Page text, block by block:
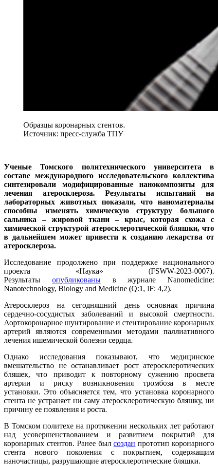
Образцы коронарных стентов.
Источник: пресс-служба ТПУ
Ученые Томского политехнического университета в
составе международного исследовательского коллектива
синтезировали модифицированные нанокомпозиты для
лечения атеросклероза. Результаты испытаний на
лабораторных животных показали, что наноматериалы
способны изменять химическую структуру большого
сальника – жировой ткани – крыс, которая схожа с
химической структурой атеросклеротической бляшки, что
в дальнейшем может привести к созданию лекарства от
атеросклероза.
Исследование продолжено при поддержке национального
проекта «Наука» (FSWW-2023-0007).
Результаты опубликованыв журнале Nanomedicine:
Nanotechnology, Biology and Medicine (Q:1, IF: 4,2).
Атеросклероз на сегодняшний день основная причина
сердечно-сосудистых заболеваний и высокой смертности.
Аортокоронарное шунтирование и стентирование коронарных
артерий являются современными методами паллиативного
лечения ишемической болезни сердца.
Однако исследования показывают, что медицинское
вмешательство не останавливает рост атеросклеротических
бляшек, что приводит к повторному сужению просвета
артерии и риску возникновения тромбоза в месте
установки. Это объясняется тем, что установка коронарного
стента не устраняет ни саму атеросклеротическую бляшку, ни
причину ее появления и роста.
В Томском политехе на протяжении нескольких лет работают
над усовершенствованием и развитием покрытий для
коронарных стентов. Ранее былсоздан прототип коронарного
стента нового поколения с покрытием, содержащим
наночастицы, разрушающие атеросклеротические бляшки.